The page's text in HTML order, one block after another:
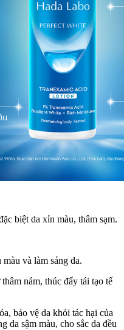
biệt da xỉn màu, thâm sạm.
và làm sáng da.
nám, thúc đẩy tái tạo tế
bảo vệ da khỏi tác hại của
da sậm màu, cho sắc da đều